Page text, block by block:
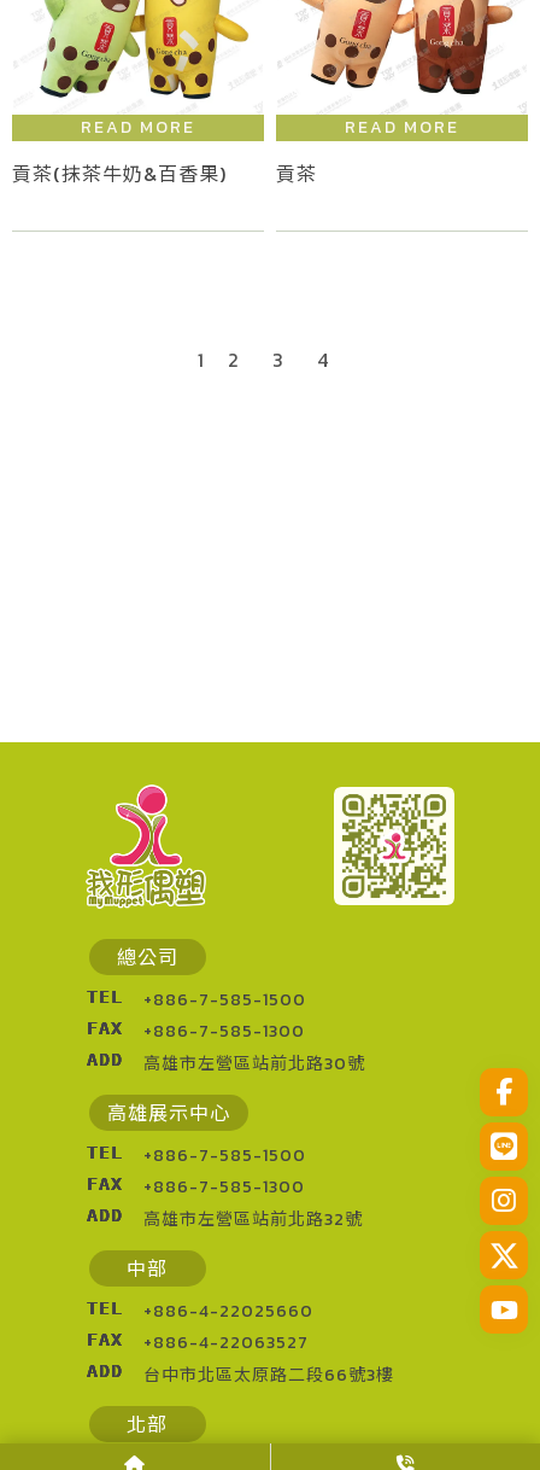
貢茶(抹茶牛奶&百香果) 貢茶
1 2 3 4
總公司
TEL +886-7-585-1500
FAX +886-7-585-1300
ADD 高雄市左營區站前北路30號
高雄展示中心
TEL +886-7-585-1500
FAX +886-7-585-1300
ADD 高雄市左營區站前北路32號
中部
TEL +886-4-22025660
FAX +886-4-22063527
ADD 台中市北區太原路二段66號3樓
北部